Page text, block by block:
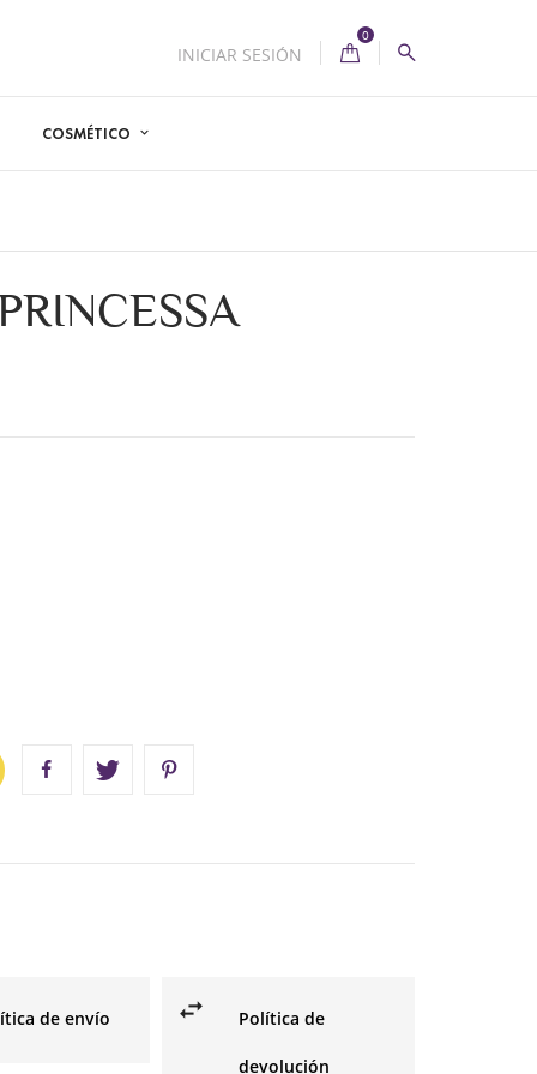
INICIAR SESIÓN
0
COSMÉTICO
de envío Política de
devolución